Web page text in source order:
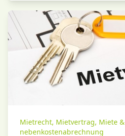
Mietrecht, Mietvertrag, Miete &
nebenkostenabrechnung